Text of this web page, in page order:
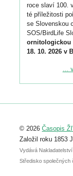
roce slaví 100.
té příležitosti
se Slovenskou
SOS/BirdLife
ornitologickou
18. 10. 2026 v
Podrobnější
Registrovat se
abstraktu
posteru je už
...
© 2026 Časopis
Založil roku 1853
Vydává Nakladatelství
Středisko společných